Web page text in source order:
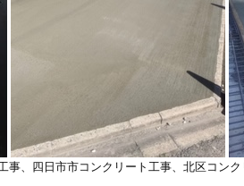
事、四日市市コンクリート工事、北区コンク